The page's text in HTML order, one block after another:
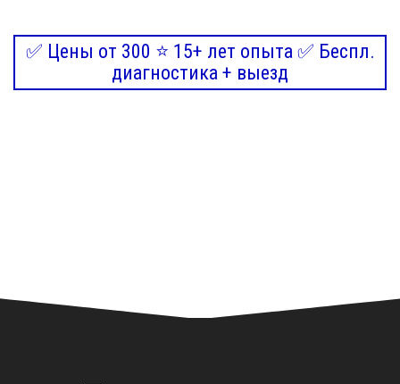
✅ Цены от 300 ⭐ 15+ лет опыта ✅ Беспл.
диагностика + выезд